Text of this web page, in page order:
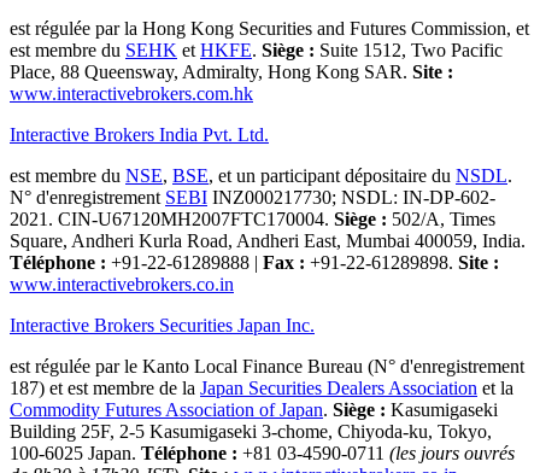
est régulée par la Hong Kong Securities and Futures Commission, et
est membre du SEHK et HKFE. Siège : Suite 1512, Two Pacific
Place, 88 Queensway, Admiralty, Hong Kong SAR. Site :
www.interactivebrokers.com.hk
Interactive Brokers India Pvt. Ltd.
est membre du NSE, BSE, et un participant dépositaire du NSDL.
N° d'enregistrement SEBI INZ000217730; NSDL: IN-DP-602-
2021. CIN-U67120MH2007FTC170004. Siège : 502/A, Times
Square, Andheri Kurla Road, Andheri East, Mumbai 400059, India.
Téléphone : +91-22-61289888 | Fax : +91-22-61289898. Site :
www.interactivebrokers.co.in
Interactive Brokers Securities Japan Inc.
est régulée par le Kanto Local Finance Bureau (N° d'enregistrement
187) et est membre de la Japan Securities Dealers Association et la
Commodity Futures Association of Japan. Siège : Kasumigaseki
Building 25F, 2-5 Kasumigaseki 3-chome, Chiyoda-ku, Tokyo,
100-6025 Japan. Téléphone : +81 03-4590-0711 (les jours ouvrés